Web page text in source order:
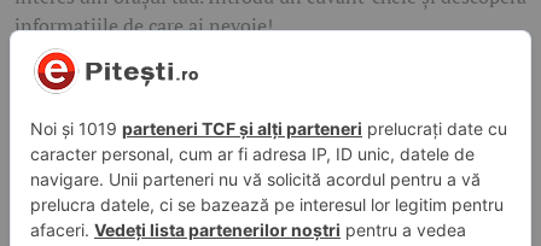
informațiile de care ai nevoie!
Caută
© 2026 ePitesti.ro | Toate drepturile rezervate. | Site
administrat deWebFixer.ro